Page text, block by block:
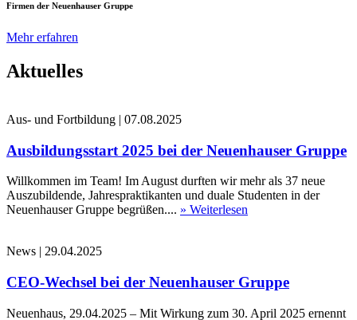
Firmen der Neuenhauser Gruppe
Mehr erfahren
Aktuelles
Aus- und Fortbildung | 07.08.2025
Ausbildungsstart 2025 bei der Neuenhauser Gruppe
Willkommen im Team! Im August durften wir mehr als 37 neue
Auszubildende, Jahrespraktikanten und duale Studenten in der
Neuenhauser Gruppe begrüßen.... » Weiterlesen
News | 29.04.2025
CEO-Wechsel bei der Neuenhauser Gruppe
Neuenhaus, 29.04.2025 – Mit Wirkung zum 30. April 2025 ernennt